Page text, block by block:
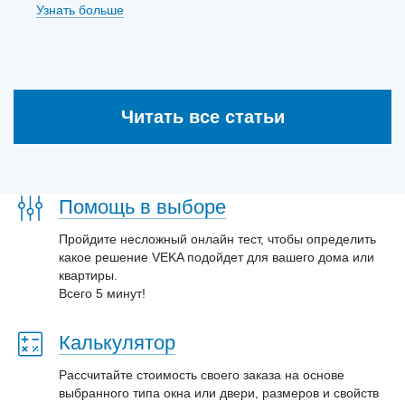
Узнать больше
Читать все статьи
Помощь в выборе
Пройдите несложный онлайн тест, чтобы определить
какое решение VEKA подойдет для вашего дома или
квартиры.
Всего 5 минут!
Калькулятор
Рассчитайте стоимость своего заказа на основе
выбранного типа окна или двери, размеров и свойств